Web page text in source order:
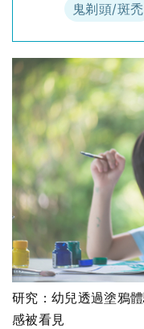
鬼剃頭/斑禿
研究：幼兒透過塗鴉
感被看見